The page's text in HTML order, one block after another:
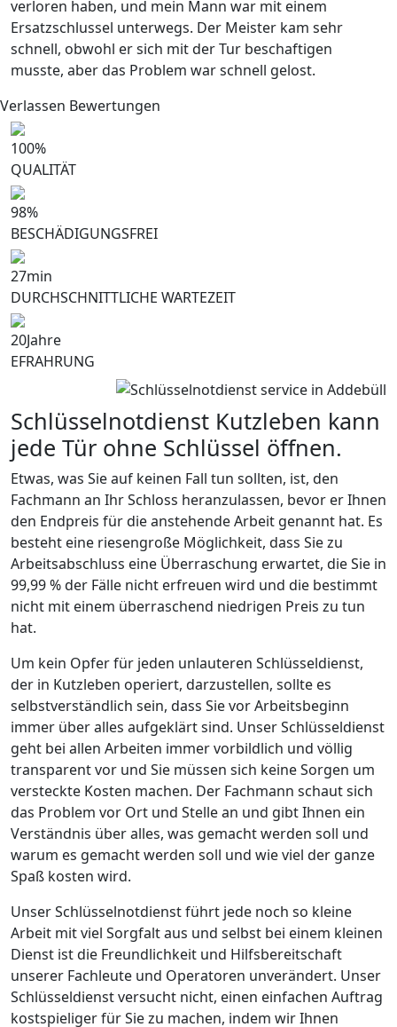
verloren haben, und mein Mann war mit einem
Ersatzschlussel unterwegs. Der Meister kam sehr
schnell, obwohl er sich mit der Tur beschaftigen
musste, aber das Problem war schnell gelost.
Verlassen Bewertungen
100%
QUALITÄT
98%
BESCHÄDIGUNGSFREI
27min
DURCHSCHNITTLICHE WARTEZEIT
20Jahre
EFRAHRUNG
Schlüsselnotdienst Kutzleben kann
jede Tür ohne Schlüssel öffnen.
Etwas, was Sie auf keinen Fall tun sollten, ist, den
Fachmann an Ihr Schloss heranzulassen, bevor er Ihnen
den Endpreis für die anstehende Arbeit genannt hat. Es
besteht eine riesengroße Möglichkeit, dass Sie zu
Arbeitsabschluss eine Überraschung erwartet, die Sie in
99,99 % der Fälle nicht erfreuen wird und die bestimmt
nicht mit einem überraschend niedrigen Preis zu tun
hat.
Um kein Opfer für jeden unlauteren Schlüsseldienst,
der in Kutzleben operiert, darzustellen, sollte es
selbstverständlich sein, dass Sie vor Arbeitsbeginn
immer über alles aufgeklärt sind. Unser Schlüsseldienst
geht bei allen Arbeiten immer vorbildlich und völlig
transparent vor und Sie müssen sich keine Sorgen um
versteckte Kosten machen. Der Fachmann schaut sich
das Problem vor Ort und Stelle an und gibt Ihnen ein
Verständnis über alles, was gemacht werden soll und
warum es gemacht werden soll und wie viel der ganze
Spaß kosten wird.
Unser Schlüsselnotdienst führt jede noch so kleine
Arbeit mit viel Sorgfalt aus und selbst bei einem kleinen
Dienst ist die Freundlichkeit und Hilfsbereitschaft
unserer Fachleute und Operatoren unverändert. Unser
Schlüsseldienst versucht nicht, einen einfachen Auftrag
kostspieliger für Sie zu machen, indem wir Ihnen